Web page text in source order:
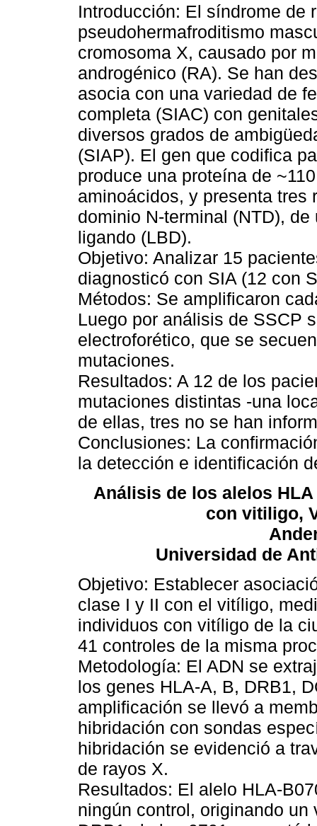
Introducción: El síndrome de
pseudohermafroditismo
cromosoma X, causado por
androgénico (RA). Se han
asocia con una variedad de
completa (SIAC) con
diversos grados de
(SIAP). El gen que codifica
produce una proteína de
aminoácidos, y presenta tres
dominio N-terminal (NTD),
ligando (LBD).
Objetivo: Analizar 15
diagnosticó con SIA (12 con
Métodos: Se amplificaron
Luego por análisis de SSCP
electroforético, que se
mutaciones.
Resultados: A 12 de los
mutaciones distintas -una
de ellas, tres no se han
Conclusiones: La
la detección e identificación
Análisis de los alelos
con vitiligo,
Universidad de
Objetivo: Establecer
clase I y II con el vitíligo,
individuos con vitíligo de la
41 controles de la misma
Metodología: El ADN se
los genes HLA-A, B, DRB1,
amplificación se llevó a
hibridación con sondas
hibridación se evidenció a
de rayos X.
Resultados: El alelo HLA-
ningún control, originando